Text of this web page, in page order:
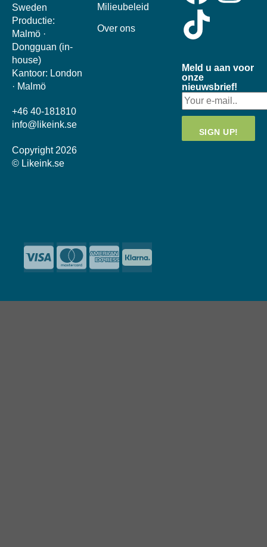
Sweden
Productie:
Malmö ·
Dongguan (in-
house)
Kantoor: London
· Malmö
+46 40-181810
info@likeink.se
Copyright 2026
© Likeink.se
Milieubeleid
Over ons
Meld u aan voor
onze
nieuwsbrief!